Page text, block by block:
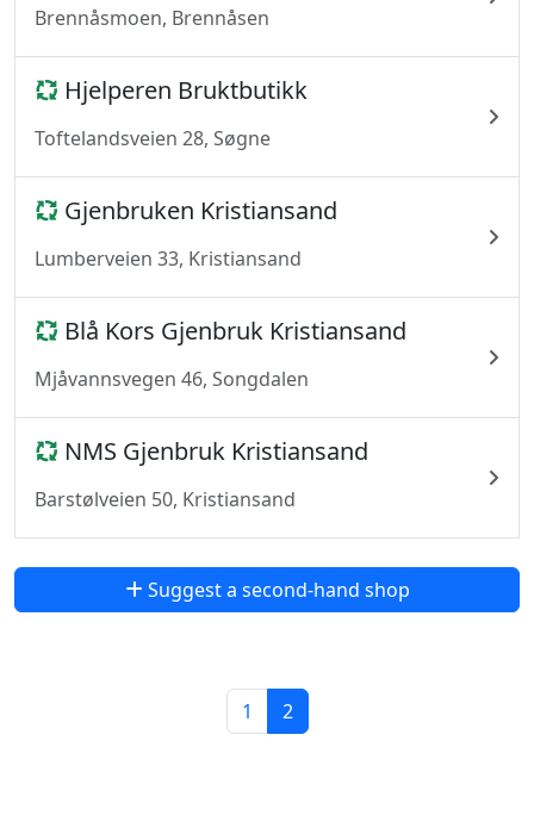
Brennåsmoen, Brennåsen
Hjelperen Bruktbutikk
Toftelandsveien 28, Søgne
Gjenbruken Kristiansand
Lumberveien 33, Kristiansand
Blå Kors Gjenbruk Kristiansand
Mjåvannsvegen 46, Songdalen
NMS Gjenbruk Kristiansand
Barstølveien 50, Kristiansand
Suggest a second-hand shop
1 2